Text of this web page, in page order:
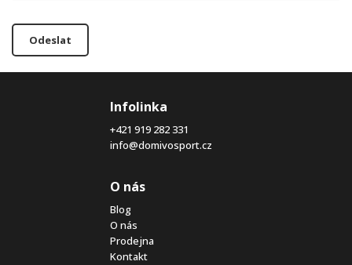
Odeslat
Infolinka
+421 919 282 331
info@domivosport.cz
O nás
Blog
O nás
Prodejna
Kontakt